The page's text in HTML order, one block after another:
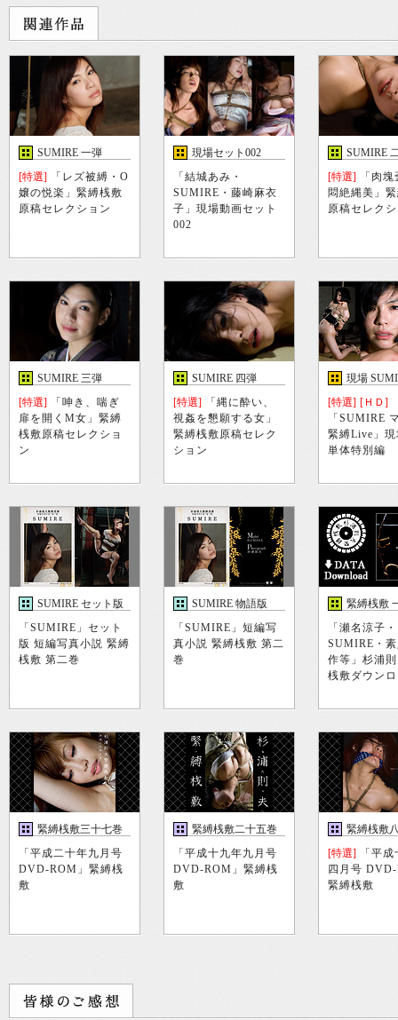
SUMIRE 一弾
[特選] 「レズ被縛・O
嬢の悦楽」緊縛桟敷
原稿セレクション
現場セット002
「結城あみ・
SUMIRE・藤崎麻衣
子」現場動画セット
002
SUMIRE
[特選] 「肉
悶絶縄美」
原稿セレク
SUMIRE 三弾
[特選] 「呻き、喘ぎ
扉を開くM女」緊縛
桟敷原稿セレクショ
ン
SUMIRE 四弾
[特選] 「縄に酔い、
視姦を懇願する女」
緊縛桟敷原稿セレク
ション
現場
[特選] [ＨＤ]
「SUMIRE
緊縛Live」
単体特別編
SUMIRE セット版
「SUMIRE」セット
版 短編写真小説 緊縛
桟敷 第二巻
SUMIRE 物語版
「SUMIRE」短編写
真小説 緊縛桟敷 第二
巻
緊縛桟敷
「瀬名涼子・
SUMIRE・
作等」杉浦
桟敷ダウン
緊縛桟敷三十七巻
「平成二十年九月号
DVD-ROM」緊縛桟
敷
緊縛桟敷二十五巻
「平成十九年九月号
DVD-ROM」緊縛桟
敷
緊縛桟敷
[特選] 「平
四月号
緊縛桟敷